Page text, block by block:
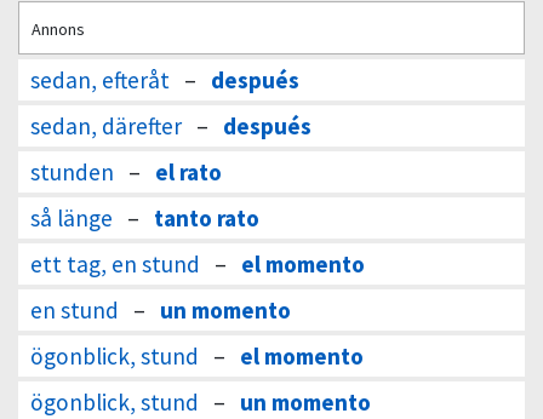
Annons
sedan, efteråt – después
sedan, därefter – después
stunden – el rato
så länge – tanto rato
ett tag, en stund
– el momento
en stund
– un momento
ögonblick, stund
– el momento
ögonblick, stund
– un momento